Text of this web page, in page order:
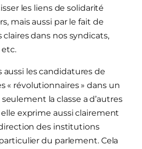
les liens de solidarité
mais aussi par le fait de
dans nos syndicats,
etc.
les candidatures de
« révolutionnaires » dans un
la classe a d’autres
exprime aussi clairement
des institutions
du parlement. Cela